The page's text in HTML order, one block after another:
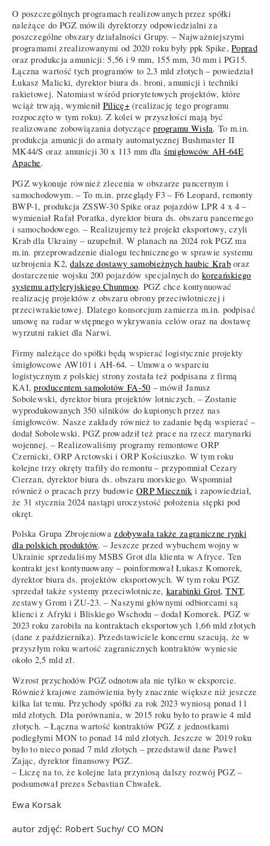
O poszczególnych programach realizowanych przez spółki
należące do PGZ mówili dyrektorzy odpowiedzialni za
poszczególne obszary działalności Grupy. – Najważniejszymi
programami zrealizowanymi od 2020 roku były ppk Spike,Poprad
oraz produkcja amunicji: 5,56 i 9 mm, 155 mm, 30 mm i PG15.
Łączna wartość tych programów to 2,3 mld złotych – powiedział
Łukasz Malicki, dyrektor biura ds. broni, amunicji i techniki
rakietowej. Natomiast wśród priorytetowych projektów, które
wciąż trwają, wymienił Pilicę+(realizację tego programu
rozpoczęto w tym roku). Z kolei w przyszłości mają być
realizowane zobowiązania dotycząceprogramu Wisła. To m.in.
produkcja amunicji do armaty automatycznej Bushmaster II
MK44/S oraz amunicji 30 x 113 mm dla śmigłowców AH-64E
Apache.
PGZ wykonuje również zlecenia w obszarze pancernym i
samochodowym. – To m.in. przeglądy F3 – F6 Leopard, remonty
BWP-1, produkcja ZSSW-30 Spike oraz pojazdów LPR 4 x 4 –
wymieniał Rafał Poratka, dyrektor biura ds. obszaru pancernego
i samochodowego. – Realizujemy też projekt eksportowy, czyli
Krab dla Ukrainy – uzupełnił. W planach na 2024 rok PGZ ma
m.in. przeprowadzenie dialogu technicznego w sprawie systemu
uzbrojenia K2,dalsze dostawy samobieżnych haubic Kraboraz
dostarczenie wojsku 200 pojazdów specjalnych dokoreańskiego
systemu artyleryjskiego Chunmoo. PGZ chce kontynuować
realizację projektów z obszaru obrony przeciwlotniczej i
przeciwrakietowej. Dlatego konsorcjum zamierza m.in. podpisać
umowę na radar wstępnego wykrywania celów oraz na dostawę
wyrzutni rakiet dla Narwi.
Firmy należące do spółki będą wspierać logistycznie projekty
śmigłowcowe AW101 i AH-64. – Umowa o wsparciu
logistycznym z polskiej strony została też podpisana z firmą
KAI,producentem samolotów FA-50 – mówił Janusz
Sobolewski, dyrektor biura projektów lotniczych. – Zostanie
wyprodukowanych 350 silników do kupionych przez nas
śmigłowców. Nasze zakłady również to zadanie będą wspierać –
dodał Sobolewski. PGZ prowadził też prace na rzecz marynarki
wojennej. – Realizowaliśmy programy remontowe ORP
Czernicki, ORP Arctowski i ORP Kościuszko. W tym roku
kolejne trzy okręty trafiły do remontu – przypomniał Cezary
Cierzan, dyrektor biura ds. obszaru morskiego. Wspomniał
również o pracach przy budowieORP Miecznik i zapowiedział,
że 31 stycznia 2024 nastąpi uroczystość położenia stępki pod
okręt.
Polska Grupa Zbrojeniowazdobywała także zagraniczne rynki
dla polskich produktów. – Jeszcze przed wybuchem wojny w
Ukrainie sprzedaliśmy MSBS Grot dla klienta w Afryce. Ten
kontrakt jest kontynuowany – poinformował Łukasz Komorek,
dyrektor biura ds. projektów eksportowych. W tym roku PGZ
sprzedał także systemy przeciwlotnicze, karabinki Grot,TNT,
zestawy Grom i ZU-23. – Naszymi głównymi odbiorcami są
klienci z Afryki i Bliskiego Wschodu – dodał Komorek. PGZ w
2023 roku zarobiła na kontraktach eksportowych 1,66 mld złotych
(dane z października). Przedstawiciele koncernu szacują, że w
przyszłym roku wartość zagranicznych kontraktów wyniesie
około 2,5 mld zł.
Wzrost przychodów PGZ odnotowała nie tylko w eksporcie.
Również krajowe zamówienia były znacznie większe niż jeszcze
kilka lat temu. Przychody spółki za rok 2023 wyniosą ponad 11
mld złotych. Dla porównania, w 2015 roku było to prawie 4 mld
złotych. – Łączna wartość kontraktów PGZ z jednostkami
podległymi MON to ponad 14 mld złotych. Jeszcze w 2019 roku
było to nieco ponad 7 mld złotych – przedstawił dane Paweł
Zając, dyrektor finansowy PGZ.
– Liczę na to, że kolejne lata przyniosą dalszy rozwój PGZ –
podsumował prezes Sebastian Chwałek.
Ewa Korsak
autor zdjęć: Robert Suchy/ CO MON